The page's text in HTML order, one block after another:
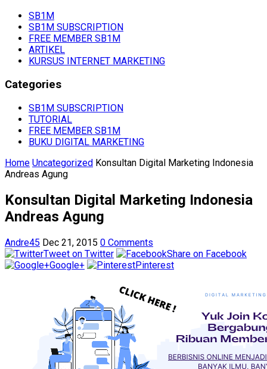
SB1M
SB1M SUBSCRIPTION
FREE MEMBER SB1M
ARTIKEL
KURSUS INTERNET MARKETING
Categories
SB1M SUBSCRIPTION
TUTORIAL
FREE MEMBER SB1M
BUKU DIGITAL MARKETING
Home Uncategorized Konsultan Digital Marketing Indonesia
Andreas Agung
Konsultan Digital Marketing Indonesia
Andreas Agung
Andre45 Dec 21, 2015 0 Comments
Tweet on Twitter
Share on Facebook
Google+
Pinterest